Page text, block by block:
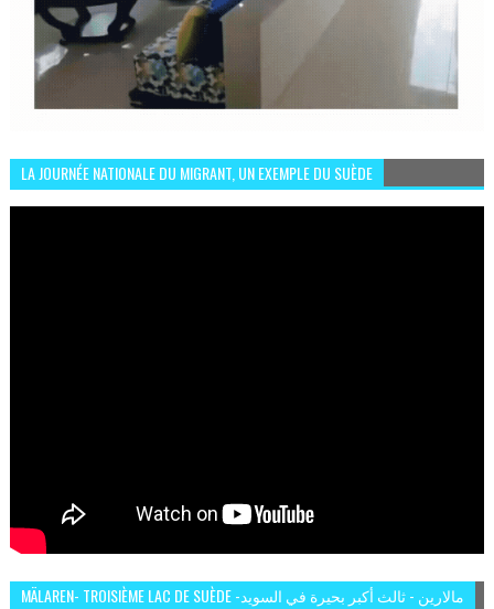
LA JOURNÉE NATIONALE DU MIGRANT, UN EXEMPLE DU SUÈDE
MÄLAREN- TROISIÈME LAC DE SUÈDE -مالارين - ثالث أكبر بحيرة في السويد